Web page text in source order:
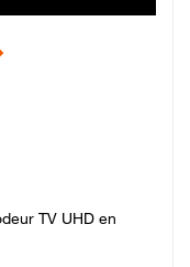
TV UHD en